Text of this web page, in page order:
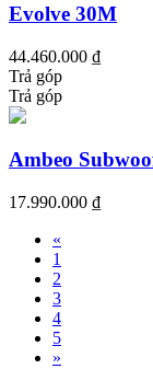
Evolve 30M
44.460.000 ₫
Trả góp
Trả góp
Ambeo
17.990.000 ₫
«
1
2
3
4
5
»